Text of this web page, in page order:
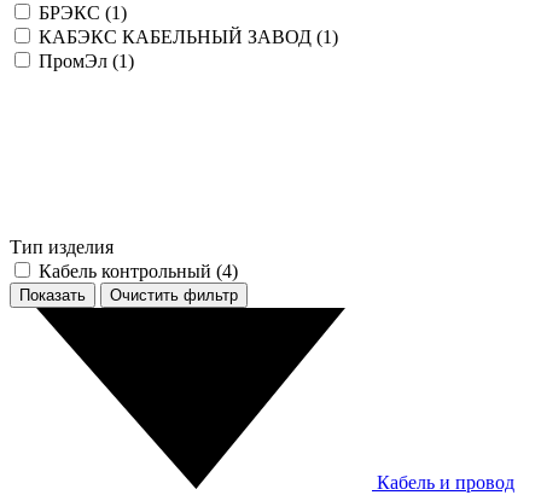
БРЭКС (1)
КАБЭКС КАБЕЛЬНЫЙ ЗАВОД (1)
ПромЭл (1)
Тип изделия
Кабель контрольный (4)
Показать
Кабель и провод